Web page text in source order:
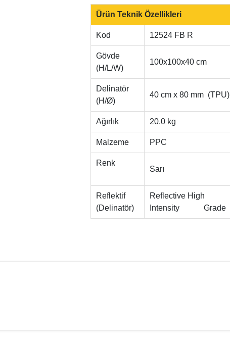
Ürün Teknik Özellikleri
Kod 12524 FB R
Gövde
(H/L/W)
100x100x40 cm
Delinatör
(H/Ø)
40 cm x 80 mm (TPU)
Ağırlık 20.0 kg
Malzeme PPC
Renk
Sarı
Reflektif
(Delinatör)
Reflective High
Intensity Grade